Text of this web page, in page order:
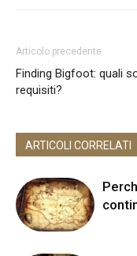
Articolo precedente
Finding Bigfoot: quali
requisiti?
ARTICOLI CORRELATI